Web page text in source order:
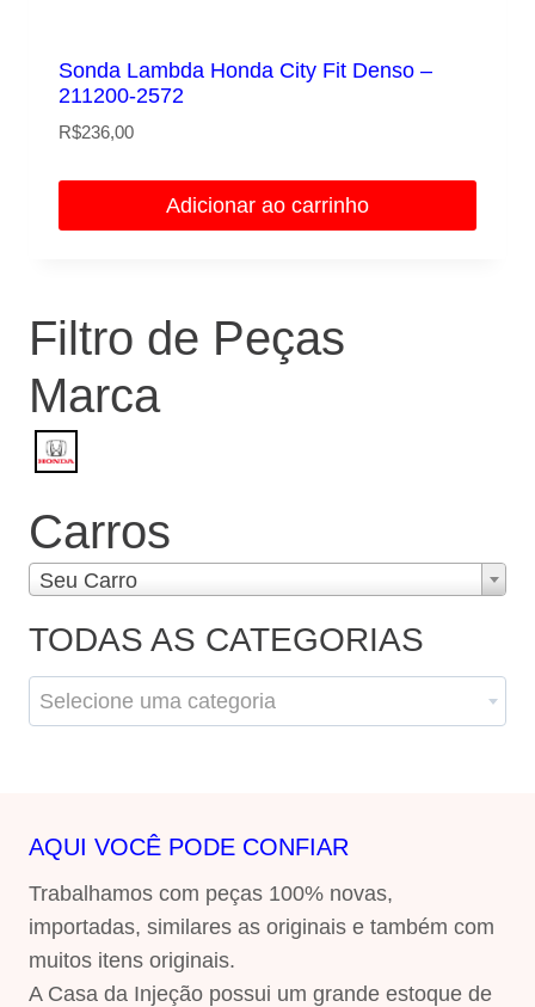
Sonda Lambda Honda City Fit Denso –
211200-2572
R$236,00
Adicionar ao carrinho
Filtro de Peças
Marca
Carros
Seu Carro
TODAS AS CATEGORIAS
Selecione uma categoria
AQUI VOCÊ PODE CONFIAR
Trabalhamos com peças 100% novas,
importadas, similares as originais e também com
muitos itens originais.
A Casa da Injeção possui um grande estoque de